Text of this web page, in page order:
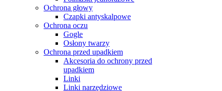
Ochrona głowy
Czapki antyskalpowe
Ochrona oczu
Gogle
Osłony twarzy
Ochrona przed upadkiem
Akcesoria do ochrony przed
upadkiem
Linki
Linki narzędziowe